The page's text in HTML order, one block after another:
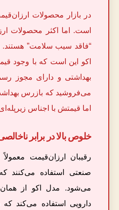
در بازار محصولات
است. اما اکثر محصولات
“فاقد سیب سلامت” هستند.
اکو این است که با وجود
بهداشتی و دارای مجوز
می‌فروشید که بازرس
اما قیمتش با اجناس
خلوص بالا در برابر
رقیبان ارزان‌قیمت معمولاً
صنعتی استفاده می‌کنند
دارویی استفاده می‌کند